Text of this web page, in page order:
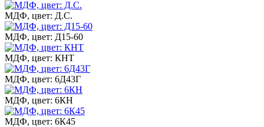
МДФ, цвет: Д.С.
МДФ, цвет: Д15-60
МДФ, цвет: КНТ
МДФ, цвет: 6Д43Г
МДФ, цвет: 6КН
МДФ, цвет: 6К45